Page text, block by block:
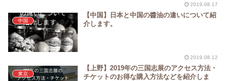
2019.08.17
中国
【中国】日本と中国の醬油の違いについて紹
介します。
2019.08.12
東京
【上野】2019年の三国志展のアクセス方法・
チケットのお得な購入方法などを紹介しま